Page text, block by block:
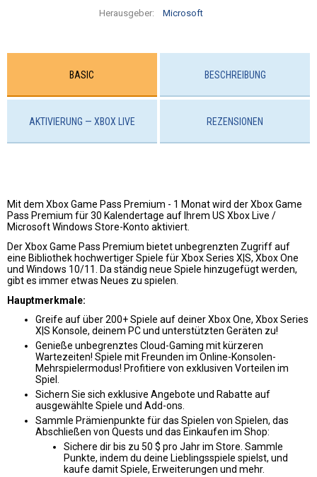
Herausgeber: Microsoft
BASIC BESCHREIBUNG
AKTIVIERUNG — XBOX LIVE REZENSIONEN
Mit dem Xbox Game Pass Premium - 1 Monat wird der Xbox Game
Pass Premium für 30 Kalendertage auf Ihrem US Xbox Live /
Microsoft Windows Store-Konto aktiviert.
Der Xbox Game Pass Premium bietet unbegrenzten Zugriff auf
eine Bibliothek hochwertiger Spiele für Xbox Series X|S, Xbox One
und Windows 10/11. Da ständig neue Spiele hinzugefügt werden,
gibt es immer etwas Neues zu spielen.
Hauptmerkmale:
Greife auf über 200+ Spiele auf deiner Xbox One, Xbox Series
X|S Konsole, deinem PC und unterstützten Geräten zu!
Genieße unbegrenztes Cloud-Gaming mit kürzeren
Wartezeiten! Spiele mit Freunden im Online-Konsolen-
Mehrspielermodus! Profitiere von exklusiven Vorteilen im
Spiel.
Sichern Sie sich exklusive Angebote und Rabatte auf
ausgewählte Spiele und Add-ons.
Sammle Prämienpunkte für das Spielen von Spielen, das
Abschließen von Quests und das Einkaufen im Shop:
Sichere dir bis zu 50 $ pro Jahr im Store. Sammle
Punkte, indem du deine Lieblingsspiele spielst, und
kaufe damit Spiele, Erweiterungen und mehr.